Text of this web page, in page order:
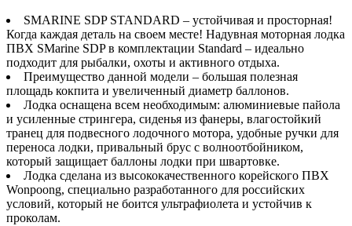
SMARINE SDP STANDARD – устойчивая и просторная!
Когда каждая деталь на своем месте! Надувная моторная лодка
ПВХ SMarine SDP в комплектации Standard – идеально
подходит для рыбалки, охоты и активного отдыха.
Преимущество данной модели – большая полезная
площадь кокпита и увеличенный диаметр баллонов.
Лодка оснащена всем необходимым: алюминиевые пайола
и усиленные стрингера, сиденья из фанеры, влагостойкий
транец для подвесного лодочного мотора, удобные ручки для
переноса лодки, привальный брус с волноотбойником,
который защищает баллоны лодки при швартовке.
Лодка сделана из высококачественного корейского ПВХ
Wonpoong, специально разработанного для российских
условий, который не боится ультрафиолета и устойчив к
проколам.